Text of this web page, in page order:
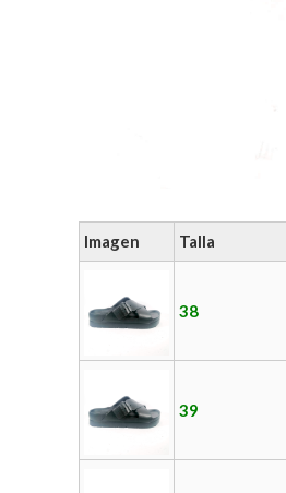
Imagen Talla
38
39